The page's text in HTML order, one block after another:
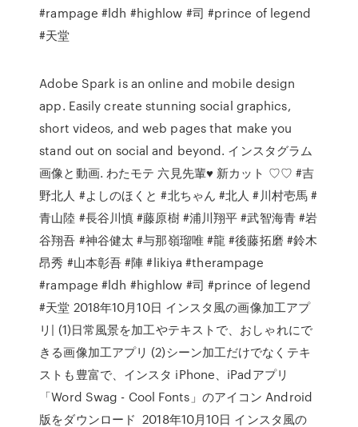
#rampage #ldh #highlow #司 #prince of legend
#天堂
Adobe Spark is an online and mobile design
app. Easily create stunning social graphics,
short videos, and web pages that make you
stand out on social and beyond. インスタグラム
画像と動画. わたモテ 六見先輩♥️ 新カット ♡♡ #吉
野北人 #よしのほくと #北ちゃん #北人 #川村壱馬 #
青山陸 #長谷川慎 #藤原樹 #浦川翔平 #武智海青 #岩
谷翔吾 #神谷健太 #与那嶺瑠唯 #龍 #後藤拓磨 #鈴木
昂秀 #山本彰吾 #陣 #likiya #therampage
#rampage #ldh #highlow #司 #prince of legend
#天堂 2018年10月10日 インスタ風の画像加工アプ
リ| (1)日常風景を加工やテキストで、おしゃれにで
きる画像加工アプリ (2)シーン加工だけでなくテキ
ストも豊富で、インスタ iPhone、iPadアプリ
「Word Swag - Cool Fonts」のアイコン Android
版をダウンロード 2018年10月10日 インスタ風の